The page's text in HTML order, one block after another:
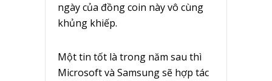
ngày của đồng coin này vô cùng
khủng khiếp.
Một tin tốt là trong năm sau thì
Microsoft và Samsung sẽ hợp tác